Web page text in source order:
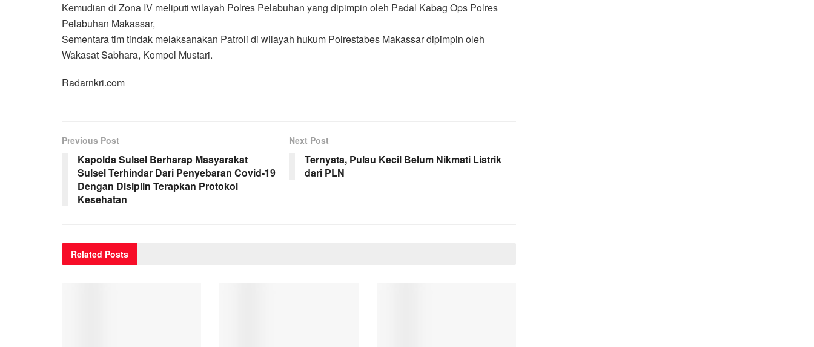
Kemudian di Zona IV meliputi wilayah Polres Pelabuhan yang dipimpin oleh Padal Kabag Ops Polres
Pelabuhan Makassar,
Sementara tim tindak melaksanakan Patroli di wilayah hukum Polrestabes Makassar dipimpin oleh
Wakasat Sabhara, Kompol Mustari.
Radarnkri.com
Previous Post
Kapolda Sulsel Berharap Masyarakat
Sulsel Terhindar Dari Penyebaran Covid-19
Dengan Disiplin Terapkan Protokol
Kesehatan
Next Post
Ternyata, Pulau Kecil Belum Nikmati Listrik
dari PLN
Related Posts